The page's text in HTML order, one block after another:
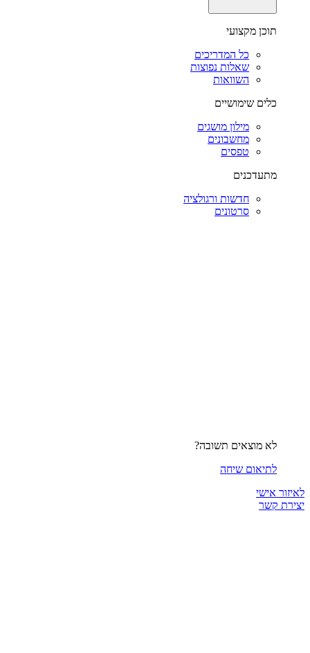
תוכן מקצועי
כל המדריכים
שאלות נפוצות
השוואות
כלים שימושיים
מילון מושגים
מחשבונים
טפסים
מתעדכנים
חדשות ורגולציה
סרטונים
לא מוצאים תשובה?
לתיאום שיחה
לאיזור אישי
יצירת קשר